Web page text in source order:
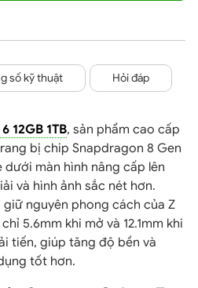
số kỹ thuật Hỏi đáp
12GB 1TB, sản phẩm cao cấp
bị chip Snapdragon 8 Gen
màn hình nâng cấp lên
và hình ảnh sắc nét hơn.
giữ nguyên phong cách của Z
5.6mm khi mở và 12.1mm khi
tiến, giúp tăng độ bền và
tốt hơn.